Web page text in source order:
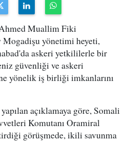
Muallim Fiki
Mogadişu yönetimi heyeti,
askeri yetkililerle bir
güvenliği ve askeri
yönelik iş birliği imkanlarını
açıklamaya göre, Somali
Komutanı Oramiral
görüşmede, ikili savunma